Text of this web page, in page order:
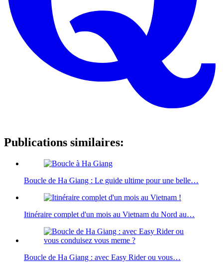
Publications similaires:
Boucle de Ha Giang : Le guide ultime pour une belle…
Itinéraire complet d'un mois au Vietnam du Nord au…
Boucle de Ha Giang : avec Easy Rider ou vous…